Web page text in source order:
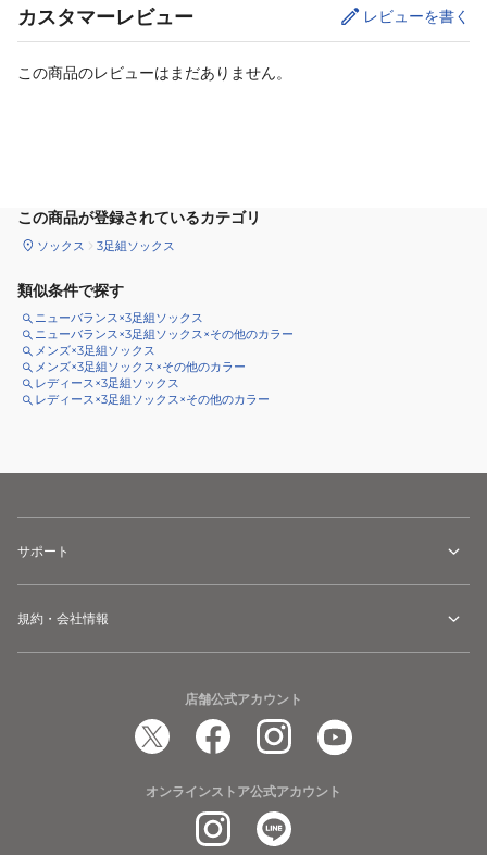
カスタマーレビュー レビューを書く
この商品のレビューはまだありません。
この商品が登録されているカテゴリ
ソックス 3足組ソックス
類似条件で探す
ニューバランス×3足組ソックス
ニューバランス×3足組ソックス×その他のカラー
メンズ×3足組ソックス
メンズ×3足組ソックス×その他のカラー
レディース×3足組ソックス
レディース×3足組ソックス×その他のカラー
サポート
規約・会社情報
店舗公式アカウント
オンラインストア公式アカウント